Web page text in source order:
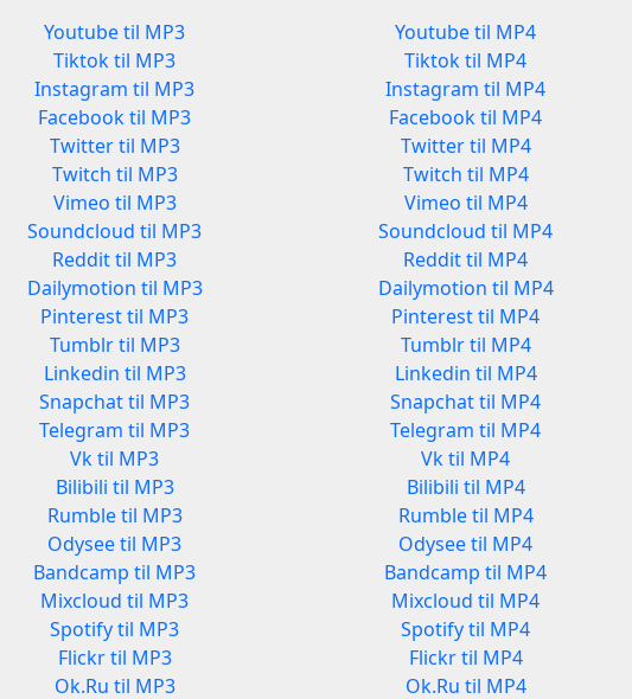
Youtube til MP3
Tiktok til MP3
Instagram til MP3
Facebook til MP3
Twitter til MP3
Twitch til MP3
Vimeo til MP3
Soundcloud til MP3
Reddit til MP3
Dailymotion til MP3
Pinterest til MP3
Tumblr til MP3
Linkedin til MP3
Snapchat til MP3
Telegram til MP3
Vk til MP3
Bilibili til MP3
Rumble til MP3
Odysee til MP3
Bandcamp til MP3
Mixcloud til MP3
Spotify til MP3
Flickr til MP3
Ok.Ru til MP3
Youtube til MP4
Tiktok til MP4
Instagram til MP4
Facebook til MP4
Twitter til MP4
Twitch til MP4
Vimeo til MP4
Soundcloud til MP4
Reddit til MP4
Dailymotion til MP4
Pinterest til MP4
Tumblr til MP4
Linkedin til MP4
Snapchat til MP4
Telegram til MP4
Vk til MP4
Bilibili til MP4
Rumble til MP4
Odysee til MP4
Bandcamp til MP4
Mixcloud til MP4
Spotify til MP4
Flickr til MP4
Ok.Ru til MP4